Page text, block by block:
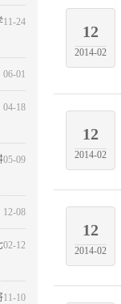
11-24
06-01
04-18
05-09
12-08
02-12
11-10
12
2014-02
12
2014-02
12
2014-02